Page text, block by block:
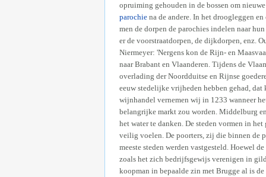
opruiming gehouden in de bossen om
parochie na de andere. In het droogleggen
men de dorpen de parochies indelen naar
er de voorstraatdorpen, de dijkdorpen, enz.
Niermeyer: 'Nergens kon de Rijn- en
naar Brabant en Vlaanderen. Tijdens de
overlading der Noordduitse en Rijnse
eeuw stedelijke vrijheden hebben gehad,
wijnhandel vernemen wij in 1233 wanneer
belangrijke markt zou worden. Middelburg
het water te danken. De steden vormen in
veilig voelen. De poorters, zij die binnen de
meeste steden werden vastgesteld. Hoewel
zoals het zich bedrijfsgewijs verenigen in
koopman in bepaalde zin met Brugge al is